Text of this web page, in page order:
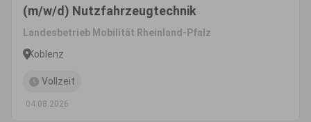
(m/w/d) Nutzfahrzeugtechnik
Landesbetrieb Mobilität Rheinland-Pfalz
Koblenz
Vollzeit
04.08.2026